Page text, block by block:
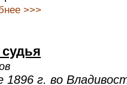
>>>
1896 г. во